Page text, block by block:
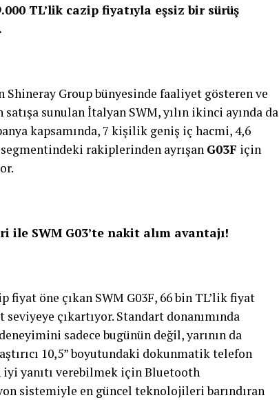
TL’lik cazip fiyatıyla eşsiz bir sürüş
Group bünyesinde faaliyet gösteren ve
sunulan İtalyan SWM, yılın ikinci ayında da
kapsamında, 7 kişilik geniş iç hacmi, 4,6
rakiplerinden ayrışan G03F için
SWM G03’te nakit alım avantajı!
fiyat öne çıkan SWM G03F, 66 bin TL’lik fiyat
çıkartıyor. Standart donanımında
sadece bugünün değil, yarının da
10,5” boyutundaki dokunmatik telefon
iyi yanıtı verebilmek için Bluetooth
sistemiyle en güncel teknolojileri barındıran